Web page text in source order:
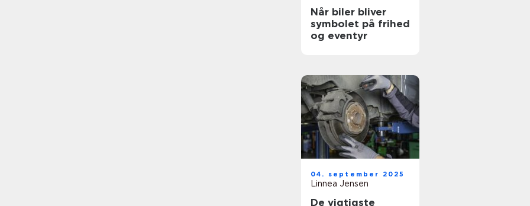
Når biler bliver
symbolet på frihed
og eventyr
04. september 2025
Linnea Jensen
De vigtigste